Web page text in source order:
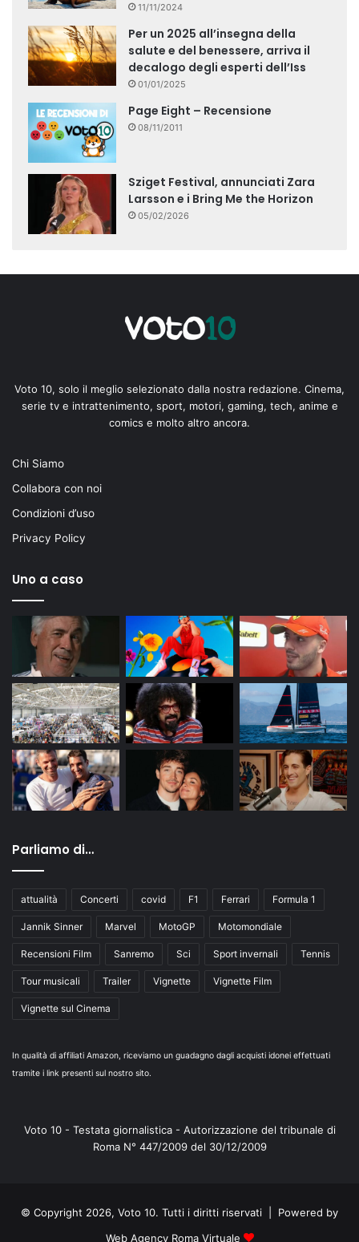
11/11/2024
Per un 2025 all’insegna della
salute e del benessere, arriva il
decalogo degli esperti dell’Iss
01/01/2025
Page Eight – Recensione
08/11/2011
Sziget Festival, annunciati Zara
Larsson e i Bring Me the Horizon
05/02/2026
Voto 10, solo il meglio selezionato dalla nostra redazione. Cinema,
serie tv e intrattenimento, sport, motori, gaming, tech, anime e
comics e molto altro ancora.
Chi Siamo
Collabora con noi
Condizioni d’uso
Privacy Policy
Uno a caso
Parliamo di…
attualità Concerti covid F1 Ferrari Formula 1
Jannik Sinner Marvel MotoGP Motomondiale
Recensioni Film Sanremo Sci Sport invernali Tennis
Tour musicali Trailer Vignette Vignette Film
Vignette sul Cinema
In qualità di affiliati Amazon, riceviamo un guadagno dagli acquisti idonei effettuati
tramite i link presenti sul nostro sito.
Voto 10 - Testata giornalistica - Autorizzazione del tribunale di
Roma N° 447/2009 del 30/12/2009
© Copyright 2026, Voto 10. Tutti i diritti riservati | Powered by
Web Agency Roma Virtuale